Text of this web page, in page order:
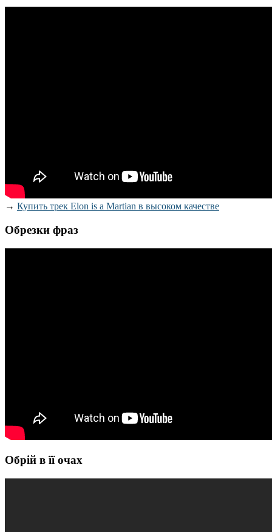
→ Купить трек Elon is a Martian в высоком качестве
Обрезки фраз
Обрій в її очах